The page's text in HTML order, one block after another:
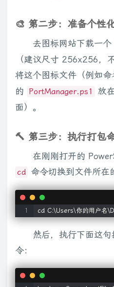
            }
    }
}
$btnAdd = New-Object
$btnAdd.Add_Click({
$la =
$lp =
$cp =
$ip =
if
    }
🎨 第二步：准备个性
去图标网站下载一个
（建议尺寸 256x256，
将这个图标文件（例如命
的
PortManager.ps1
放
面）。
🔨 第三步：执行打包
在刚刚打开的
cd 命令切换到文件所在
然后，执行下面这句
令：